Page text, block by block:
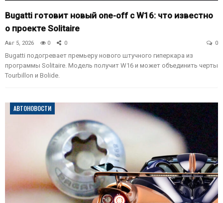
Bugatti готовит новый one-off с W16: что известно
о проекте Solitaire
Авг 5, 2026 0 0 0
Bugatti подогревает премьеру нового штучного гиперкара из
программы Solitaire. Модель получит W16 и может объединить черты
Tourbillon и Bolide.
АВТОНОВОСТИ